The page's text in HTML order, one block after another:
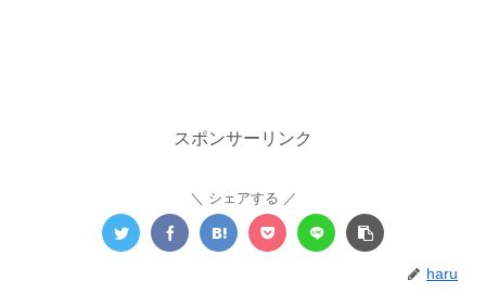
スポンサーリンク
シェアする
haru